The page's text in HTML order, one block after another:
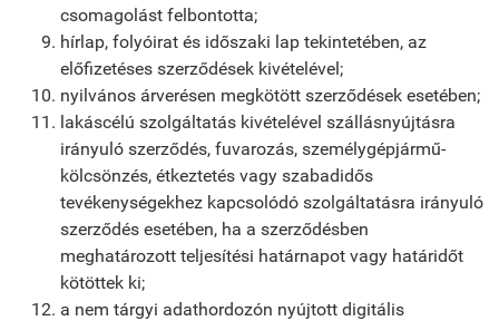
csomagolást felbontotta;
hírlap, folyóirat és időszaki lap tekintetében, az
előfizetéses szerződések kivételével;
nyilvános árverésen megkötött szerződések esetében;
lakáscélú szolgáltatás kivételével szállásnyújtásra
irányuló szerződés, fuvarozás, személygépjármű-
kölcsönzés, étkeztetés vagy szabadidős
tevékenységekhez kapcsolódó szolgáltatásra irányuló
szerződés esetében, ha a szerződésben
meghatározott teljesítési határnapot vagy határidőt
kötöttek ki;
a nem tárgyi adathordozón nyújtott digitális